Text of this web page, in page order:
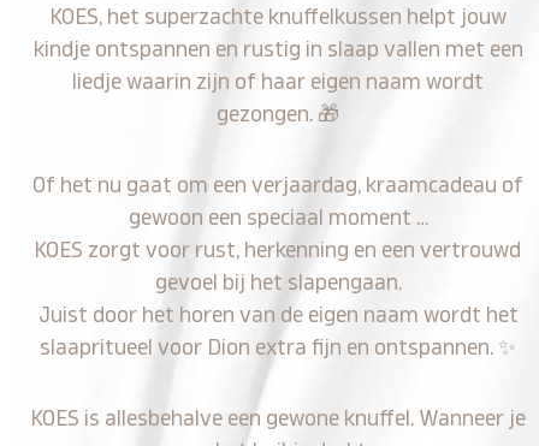
KOES, het superzachte knuffelkussen helpt jouw
kindje ontspannen en rustig in slaap vallen met een
liedje waarin zijn of haar eigen naam wordt
gezongen. 🎁
Of het nu gaat om een verjaardag, kraamcadeau of
gewoon een speciaal moment …
KOES zorgt voor rust, herkenning en een vertrouwd
gevoel bij het slapengaan.
Juist door het horen van de eigen naam wordt het
slaapritueel voor Dion extra fijn en ontspannen. ✨
KOES is allesbehalve een gewone knuffel. Wanneer je